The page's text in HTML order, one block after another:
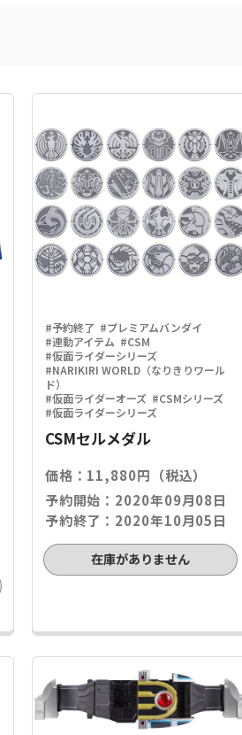
#予約終了 #プレミアムバンダイ
#連動アイテム #CSM
#仮面ライダーシリーズ
#NARIKIRI WORLD（なりきりワール
ド）
#仮面ライダーオーズ #CSMシリーズ
#仮面ライダーシリーズ
CSMセルメダル
価格：11,880円（税込）
予約開始：2020年09月08日
予約終了：2020年10月05日
在庫がありません